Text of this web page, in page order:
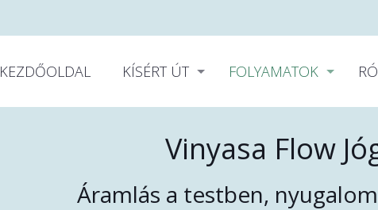
KEZDŐOLDAL KÍSÉRT ÚT FOLYAMATOK
Vinyasa Flow
Áramlás a testben,